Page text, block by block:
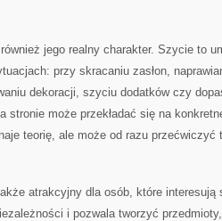
jego realny charakter. Szycie to
przy skracaniu zasłon,
dekoracji, szyciu dodatków czy
stronie może przekładać się na
teorię, ale może od razu przećwiczyć
atrakcyjny dla osób, które interesują
i pozwala tworzyć